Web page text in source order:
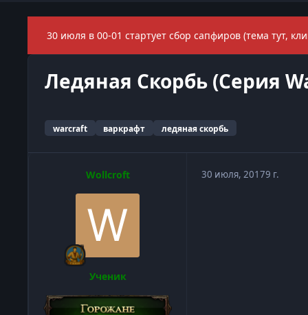
30 июля в 00-01 стартует сбор сапфиров (тема тут,
Ледяная Скорбь (Серия
warcraft варкрафт ледяная скорбь
Wollcroft
Ученик
30 июля, 20179 г.